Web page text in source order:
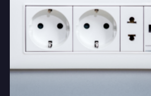
Algemene elektrische